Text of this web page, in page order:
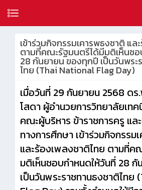
เข้าร่วมกิจกรรมเคารพธงชาติ แล
ตามที่คณะรัฐมนตรีได้มีมติเห็นช
28 กันยายน ของทุกปี เป็นวันพระ
ไทย (Thai National Flag Day)
เมื่อวันที่ 29 กันยายน 2568 ด
โสดา ผู้อำนวยการวิทยาลัยเท
คณะผู้บริหาร ข้าราชการครู แล
ทางการศึกษา เข้าร่วมกิจกรรม
และร้องเพลงชาติไทย ตามที่ค
มติเห็นชอบกำหนดให้วันที่ 28
เป็นวันพระราชทานธงชาติไท